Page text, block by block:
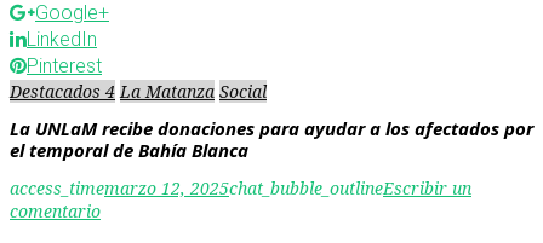
Google+
LinkedIn
Pinterest
Destacados 4 La Matanza Social
La UNLaM recibe donaciones para ayudar a los afectados por
el temporal de Bahía Blanca
access_timemarzo 12, 2025chat_bubble_outlineEscribir un
comentario